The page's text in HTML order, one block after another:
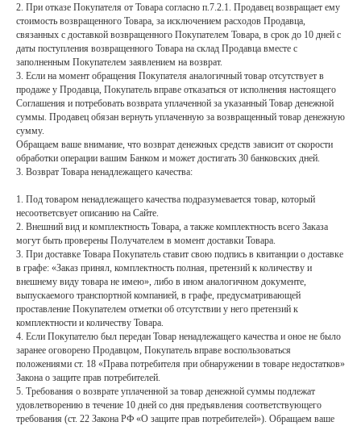
2. При отказе Покупателя от Товара согласно п.7.2.1. Продавец возвращает ему
стоимость возвращенного Товара, за исключением расходов Продавца,
связанных с доставкой возвращенного Покупателем Товара, в срок до 10 дней с
даты поступления возвращенного Товара на склад Продавца вместе с
заполненным Покупателем заявлением на возврат.
3. Если на момент обращения Покупателя аналогичный товар отсутствует в
продаже у Продавца, Покупатель вправе отказаться от исполнения настоящего
Соглашения и потребовать возврата уплаченной за указанный Товар денежной
суммы. Продавец обязан вернуть уплаченную за возвращенный товар денежную
сумму.
Обращаем ваше внимание, что возврат денежных средств зависит от скорости
обработки операции вашим Банком и может достигать 30 банковских дней.
3. Возврат Товара ненадлежащего качества:
1. Под товаром ненадлежащего качества подразумевается товар, который
несоответсвует описанию на Сайте.
2. Внешний вид и комплектность Товара, а также комплектность всего Заказа
могут быть проверены Получателем в момент доставки Товара.
3. При доставке Товара Покупатель ставит свою подпись в квитанции о доставке
в графе: «Заказ принял, комплектность полная, претензий к количеству и
внешнему виду товара не имею», либо в ином аналогичном документе,
выпускаемого транспортной компанией, в графе, предусматривающей
проставление Покупателем отметки об отсутствии у него претензий к
комплектности и количеству Товара.
4. Если Покупателю был передан Товар ненадлежащего качества и оное не было
заранее оговорено Продавцом, Покупатель вправе воспользоваться
положениями ст. 18 «Права потребителя при обнаружении в товаре недостатков»
Закона о защите прав потребителей.
5. Требования о возврате уплаченной за товар денежной суммы подлежат
удовлетворению в течение 10 дней со дня предъявления соответствующего
требования (ст. 22 Закона РФ «О защите прав потребителей»). Обращаем ваше